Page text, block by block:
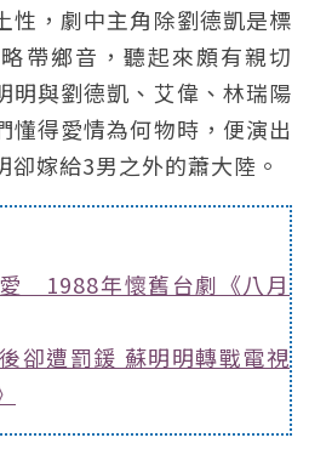
性，劇中主角除劉德凱是標
帶鄉音，聽起來頗有親切
明與劉德凱、艾偉、林瑞陽
懂得愛情為何物時，便演出
嫁給3男之外的蕭大陸。
1988年懷舊台劇《八月
卻遭罰鍰 蘇明明轉戰電視